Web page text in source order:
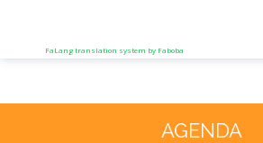
FaLang translation system by Faboba
AGENDA
Previous
Previous
NextNext